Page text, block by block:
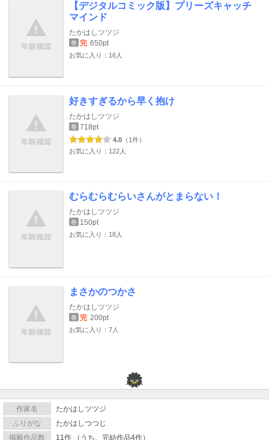
【デジタルコミック版】プリーズキャッチ
マインド
たかはしツツジ
巻 完 650pt
お気に入り：16人
好きすぎるから早く抱け
たかはしツツジ
巻 718pt
4.0 （1件）
お気に入り：122人
むらむらむらいさんがとまらない！
たかはしツツジ
巻 150pt
お気に入り：18人
まさかのつかさ
たかはしツツジ
巻 完 200pt
お気に入り：7人
作家名
たかはしツツジ
ふりがな
たかはしつつじ
掲載作品数
11作 （うち、完結作品4作）